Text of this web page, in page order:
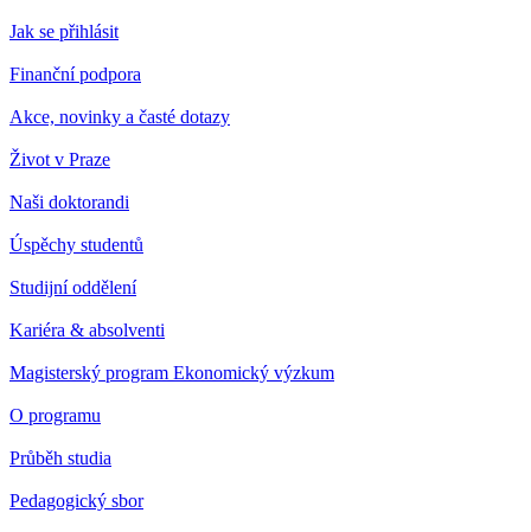
Jak se přihlásit
Finanční podpora
Akce, novinky a časté dotazy
Život v Praze
Naši doktorandi
Úspěchy studentů
Studijní oddělení
Kariéra & absolventi
Magisterský program Ekonomický výzkum
O programu
Průběh studia
Pedagogický sbor